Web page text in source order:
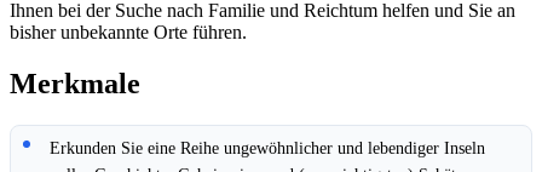
Ihnen bei der Suche nach Familie und Reichtum helfen und Sie an
bisher unbekannte Orte führen.
Merkmale
Erkunden Sie eine Reihe ungewöhnlicher und lebendiger Inseln